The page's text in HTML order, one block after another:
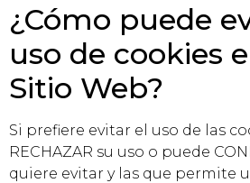
¿Cómo puede
uso de cookies
Sitio Web?
Si prefiere evitar el uso de las
RECHAZAR su uso o puede
quiere evitar y las que permite